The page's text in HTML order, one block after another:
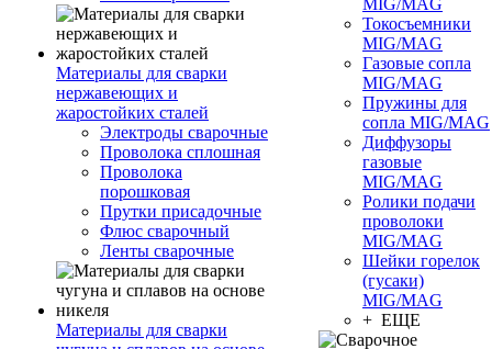
Материалы для сварки
нержавеющих и
жаростойких сталей
Электроды сварочные
Проволока сплошная
Проволока
порошковая
Прутки присадочные
Флюс сварочный
Ленты сварочные
Материалы для сварки
MIG/MAG
Токосъемники
MIG/MAG
Газовые сопла
MIG/MAG
Пружины для
сопла MIG/MAG
Диффузоры
газовые
MIG/MAG
Ролики подачи
проволоки
MIG/MAG
Шейки горелок
(гусаки)
MIG/MAG
+ ЕЩЕ